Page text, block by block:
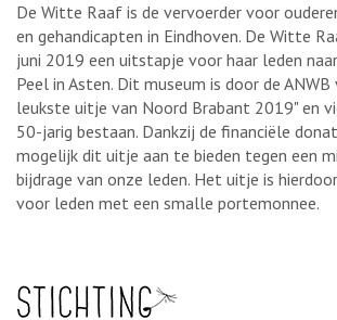
De Witte Raaf is de vervoerder voor
en gehandicapten in Eindhoven. De Witte
juni 2019 een uitstapje voor haar leden
Peel in Asten. Dit museum is door de
leukste uitje van Noord Brabant 2019" en
50-jarig bestaan. Dankzij de financiële
mogelijk dit uitje aan te bieden tegen een
bijdrage van onze leden. Het uitje is
voor leden met een smalle portemonnee.